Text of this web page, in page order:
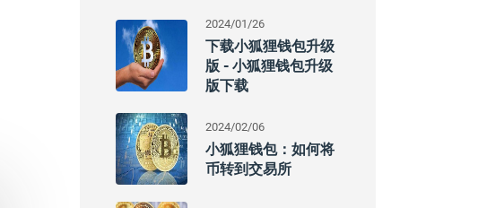
2024/01/26
下载小狐狸钱包升级
版 - 小狐狸钱包升级
版下载
2024/02/06
小狐狸钱包：如何将
币转到交易所